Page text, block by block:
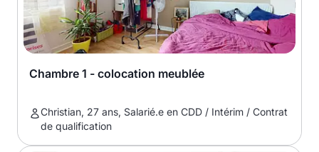
Chambre 1 - colocation meublée
Christian, 27 ans, Salarié.e en CDD / Intérim / Contrat
de qualification